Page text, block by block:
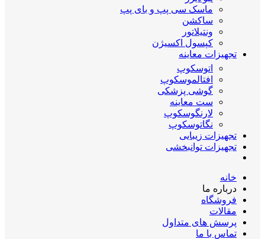
ماسک سی پپ و بای پپ
ساکشن
ونتیلاتور
کپسول اکسیژن
تجهیزات معاینه
اتوسکوپ
افتالموسکوپ
گوشی پزشکی
ست معاینه
لارنگوسکوپ
نگاتوسکوپ
تجهیزات زیبایی
تجهیزات توانبخشی
خانه
درباره ما
فروشگاه
مقالات
پرسش های متداول
تماس با ما